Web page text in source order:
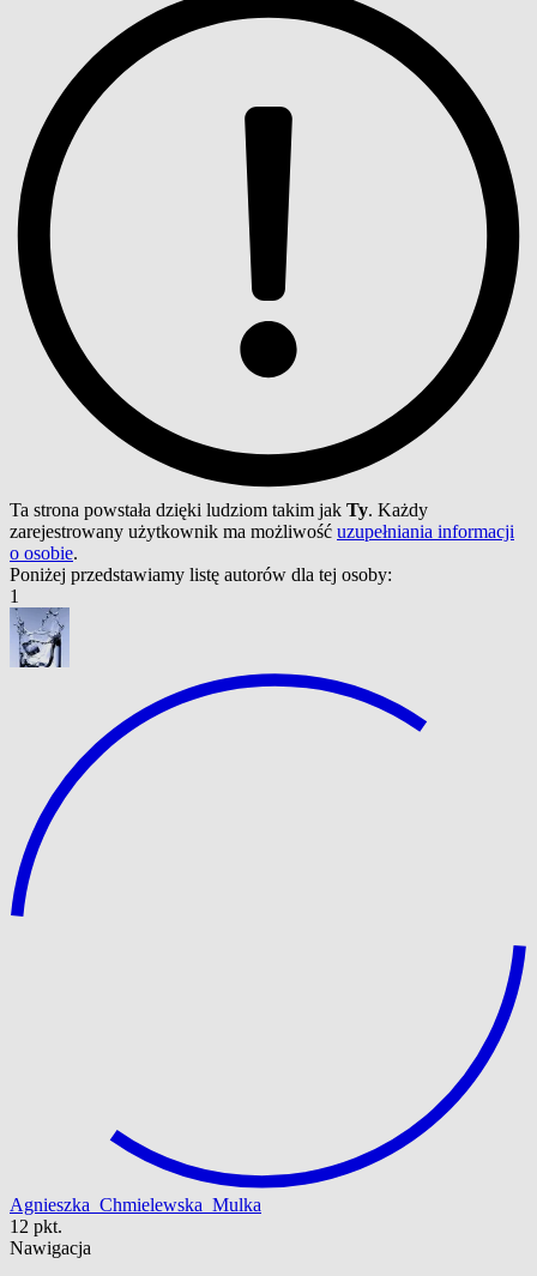
Ta strona powstała dzięki ludziom takim jak Ty. Każdy
zarejestrowany użytkownik ma możliwość uzupełniania informacji
o osobie.
Poniżej przedstawiamy listę autorów dla tej osoby:
1
Agnieszka_Chmielewska_Mulka
12 pkt.
Nawigacja